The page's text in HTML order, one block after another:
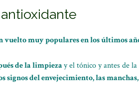
vuelto muy populares en los últimos
de la limpiezay el tónico y antes de
signos del envejecimiento, las